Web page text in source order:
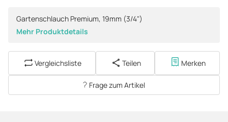
Gartenschlauch Premium, 19mm (3/4")
Mehr Produktdetails
Vergleichsliste Teilen Merken
Frage zum Artikel